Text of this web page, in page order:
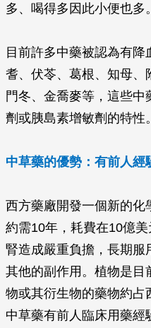
多、喝得多因此小便也多。
目前許多中藥被認為有
耆、伏苓、葛根、知母、
門冬、金喬麥等，這些
劑或胰島素增敏劑的特性。
中草藥的優勢：有前人
西方藥廠開發一個新的化
約需10年，耗費在10億美
腎造成嚴重負擔，長期服
其他的副作用。植物是目
物或其衍生物的藥物約占
中草藥有前人臨床用藥